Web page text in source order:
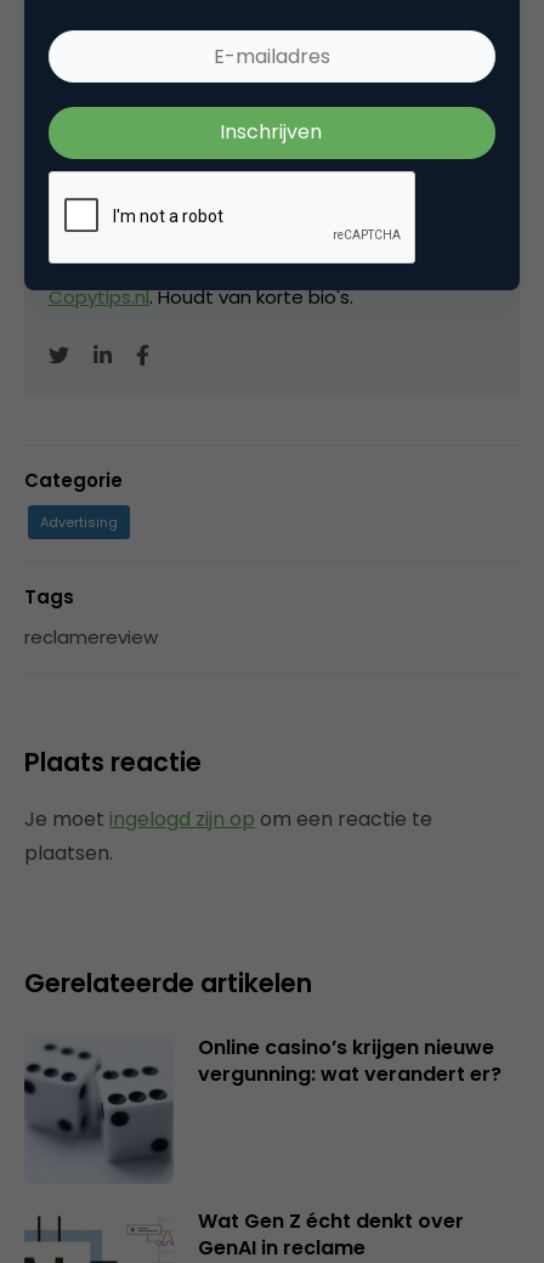
David Brinks
Eigenaar bijHardcopy
Freelance (SEO-)copywriter
en mede-oprichter
van deMetal Business Club. Blogt ook op
Copytips.nl. Houdt van korte bio's.
Categorie
Advertising
Tags
reclamereview
Plaats reactie
Je moet ingelogd zijn op om een reactie te
plaatsen.
Gerelateerde artikelen
Online casino’s krijgen nieuwe
vergunning: wat verandert er?
Wat Gen Z écht denkt over
GenAI in reclame